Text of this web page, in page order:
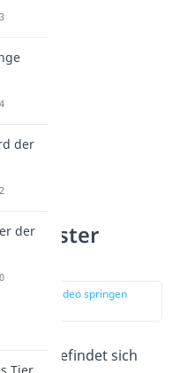
Stelle im Video springen
befindet sich
der
der
Tier